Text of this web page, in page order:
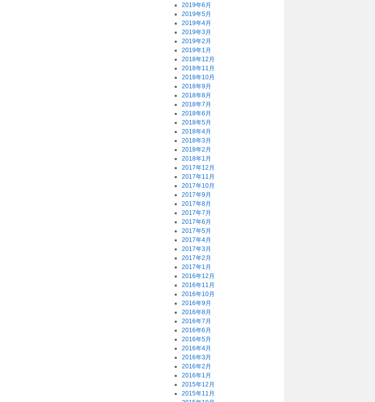
2019年6月
2019年5月
2019年4月
2019年3月
2019年2月
2019年1月
2018年12月
2018年11月
2018年10月
2018年9月
2018年8月
2018年7月
2018年6月
2018年5月
2018年4月
2018年3月
2018年2月
2018年1月
2017年12月
2017年11月
2017年10月
2017年9月
2017年8月
2017年7月
2017年6月
2017年5月
2017年4月
2017年3月
2017年2月
2017年1月
2016年12月
2016年11月
2016年10月
2016年9月
2016年8月
2016年7月
2016年6月
2016年5月
2016年4月
2016年3月
2016年2月
2016年1月
2015年12月
2015年11月